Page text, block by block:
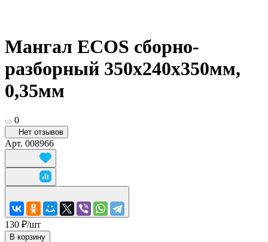
Мангал ECOS сборно-
разборный 350х240х350мм,
0,35мм
0
Нет отзывов
Арт. 008966
130 ₽/шт
В корзину